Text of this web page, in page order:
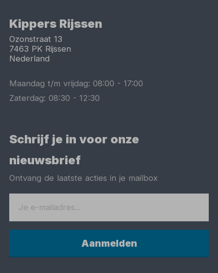
Kippers Rijssen
Ozonstraat 13
7463 PK Rijssen
Nederland
Maandag t/m vrijdag:08:00 -17:00
Zaterdag:08:30 -12:30
Schrijf je in voor onze
nieuwsbrief
Ontvang de laatste acties in je mailbox
Aanmelden